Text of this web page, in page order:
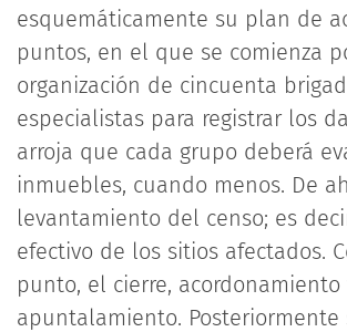
esquemáticamente su plan de
puntos, en el que se comienza
organización de cincuenta
especialistas para registrar los
arroja que cada grupo deberá
inmuebles, cuando menos. De
levantamiento del censo; es
efectivo de los sitios afectados.
punto, el cierre, acordonamiento
apuntalamiento. Posteriormente